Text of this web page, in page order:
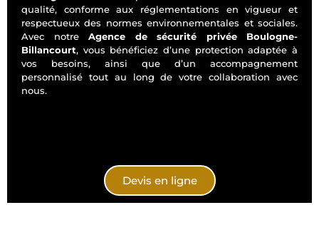
qualité, conforme aux réglementations en vigueur et
respectueux des normes environnementales et sociales.
Avec notre Agence de sécurité privée Boulogne-
Billancourt, vous bénéficiez d’une protection adaptée à
vos besoins, ainsi que d’un accompagnement
personnalisé tout au long de votre collaboration avec
nous.
Devis en ligne